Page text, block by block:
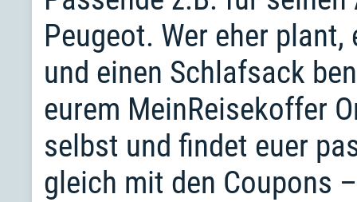
Peugeot. Wer eher
und einen Schlafsack
eurem MeinReisekoffer
selbst und findet euer
gleich mit den Coupons